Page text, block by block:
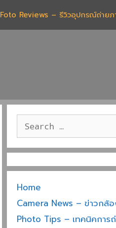
Foto Reviews – รีวิวอุปกรณ์ถ่าย
Search
for:
Home
Camera News – ข่าวกล้อ
Photo Tips – เทคนิคการ